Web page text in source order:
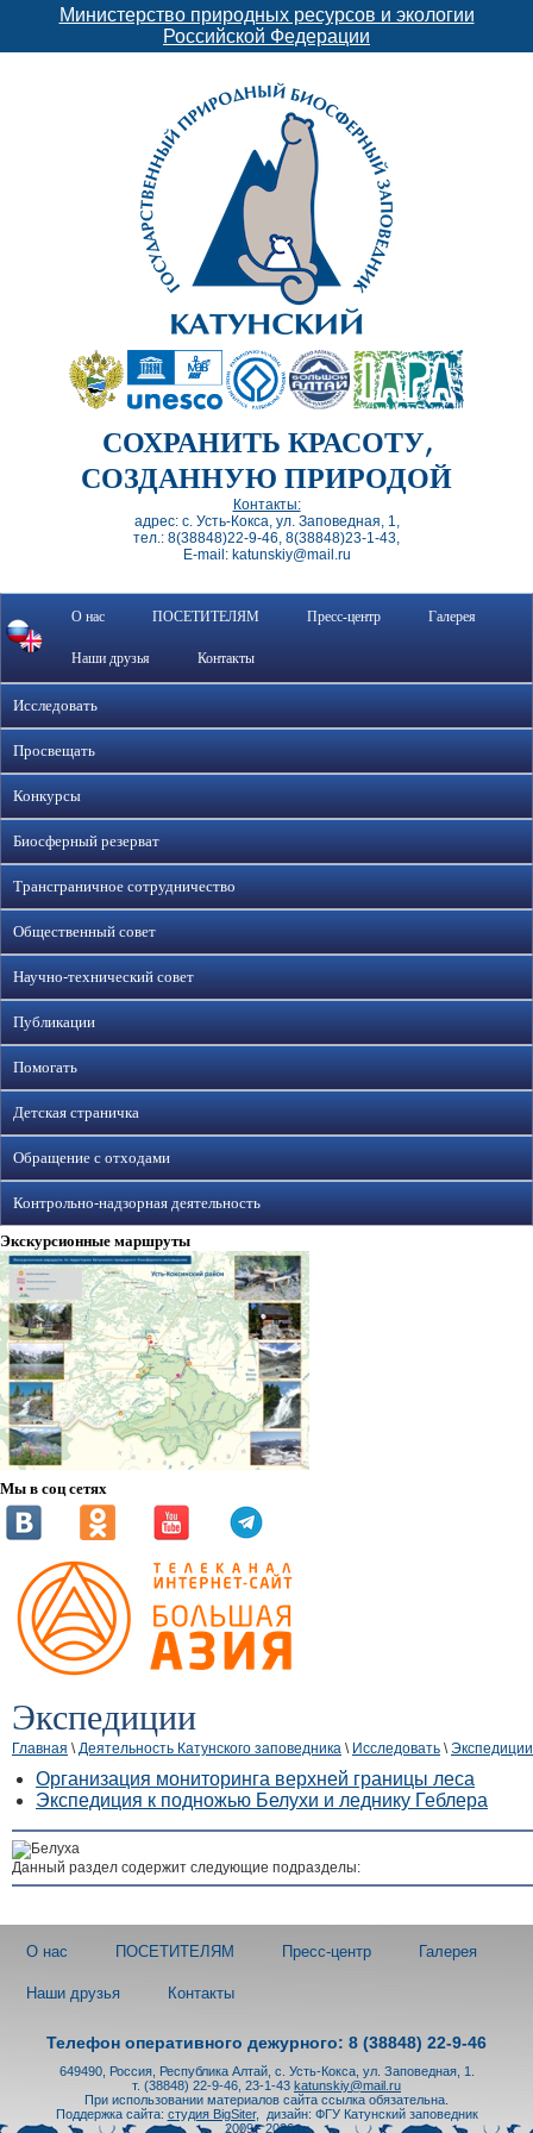
Министерство природных ресурсов и экологии
Российской Федерации
СОХРАНИТЬ КРАСОТУ,
СОЗДАННУЮ ПРИРОДОЙ
Контакты:
адрес: с. Усть-Кокса, ул. Заповедная, 1,
тел.: 8(38848)22-9-46, 8(38848)23-1-43,
E-mail: katunskiy@mail.ru
О нас ПОСЕТИТЕЛЯМ Пресс-центр Галерея
Наши друзья Контакты
Исследовать
Просвещать
Конкурсы
Биосферный резерват
Трансграничное сотрудничество
Общественный совет
Научно-технический совет
Публикации
Помогать
Детская страничка
Обращение с отходами
Контрольно-надзорная деятельность
Экскурсионные маршруты
Мы в соц сетях
Экспедиции
Главная \Деятельность Катунского заповедника \ Исследовать \Экспедиции
Организация мониторинга верхней границы леса
Экспедиция к подножью Белухи и леднику Геблера
Данный раздел содержит следующие подразделы:
О нас ПОСЕТИТЕЛЯМ Пресс-центр Галерея
Наши друзья Контакты
Телефон оперативного дежурного: 8 (38848) 22-9-46
649490, Россия, Республика Алтай, с. Усть-Кокса, ул. Заповедная, 1.
т. (38848) 22-9-46, 23-1-43 katunskiy@mail.ru
При использовании материалов сайта ссылка обязательна.
Поддержка сайта: студия BigSiter,
дизайн: ФГУ Катунский заповедник
2009 - 2026 гг.